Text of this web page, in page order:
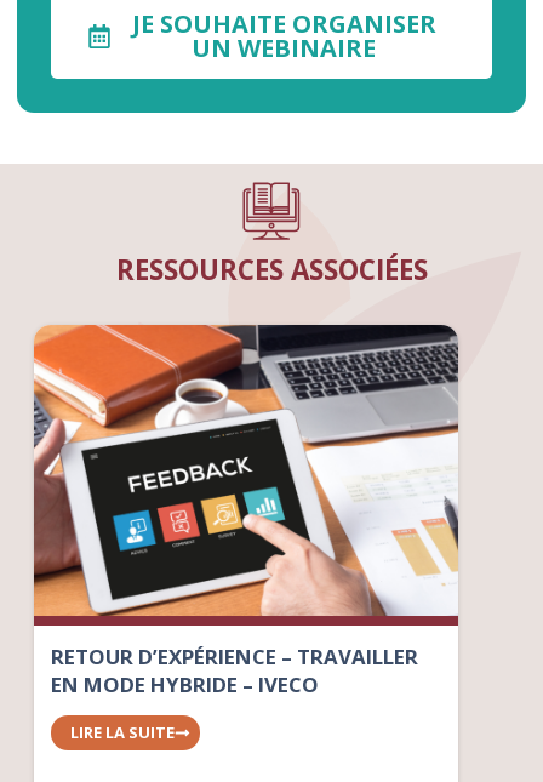
JE SOUHAITE ORGANISER
UN WEBINAIRE
RESSOURCES ASSOCIÉES
RETOUR D’EXPÉRIENCE – TRAVAILLER
EN MODE HYBRIDE – IVECO
LIRE LA SUITE